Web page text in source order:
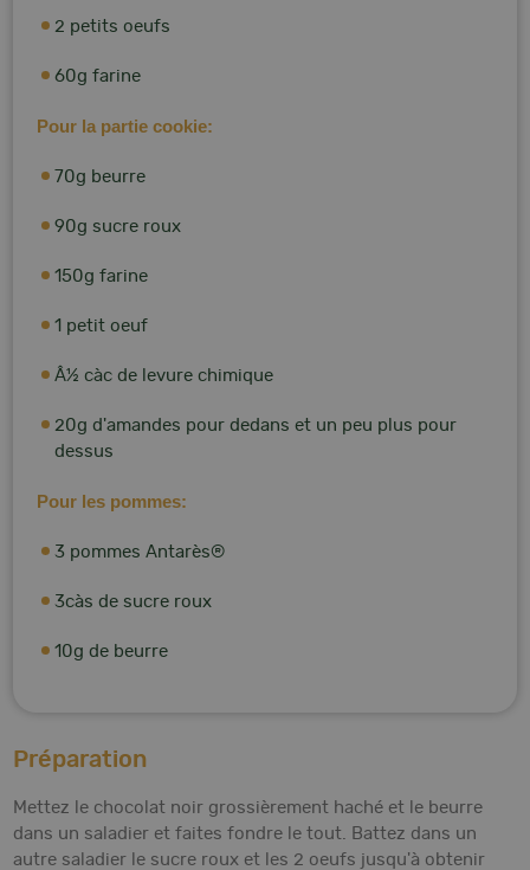
2 petits oeufs
60g farine
Pour la partie cookie:
70g beurre
90g sucre roux
150g farine
1 petit oeuf
Â½ càc de levure chimique
20g d'amandes pour dedans et un peu plus pour
dessus
Pour les pommes:
3 pommes Antarès®
3càs de sucre roux
10g de beurre
Préparation
Mettez le chocolat noir grossièrement haché et le beurre
dans un saladier et faites fondre le tout. Battez dans un
autre saladier le sucre roux et les 2 oeufs jusqu'à obtenir